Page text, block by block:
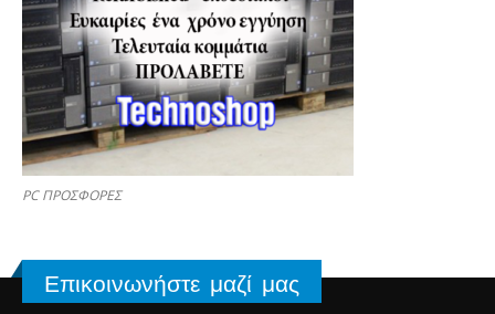
PC ΠΡΟΣΦΟΡΕΣ
Επικοινωνήστε μαζί μας